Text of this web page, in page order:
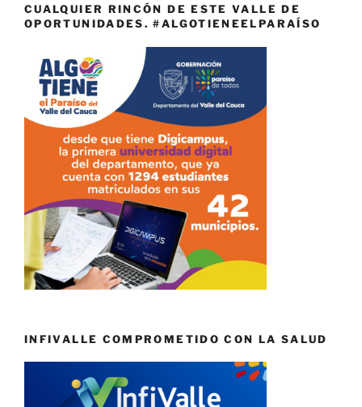
CUALQUIER RINCÓN DE ESTE VALLE DE
OPORTUNIDADES. #ALGOTIENEELPARAÍSO
INFIVALLE COMPROMETIDO CON LA SALUD